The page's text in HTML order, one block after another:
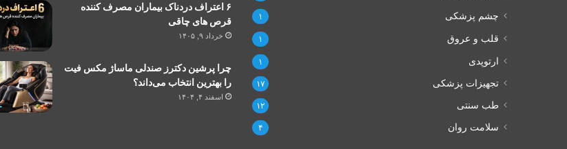
چشم پزشکی ۱
قلب و عروق ۱
ارتوپدی ۱
تجهیزات پزشکی ۱۷
طب سنتی ۱۲
سلامت روان ۴
۶ اعتراف دردناک بیماران مصرف کننده
قرص های چاقی
خرداد ۹, ۱۴۰۵
چرا پرشین دکترز صندلی ماساژ مکس فیت
را بهترین انتخاب می‌داند؟
اسفند ۴, ۱۴۰۴